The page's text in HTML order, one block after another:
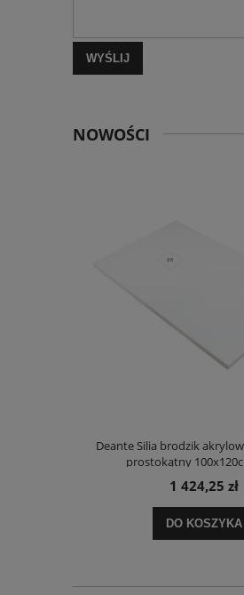
WYŚLIJ
NOWOŚCI
Deante Silia brodzik
prostokątny
1 424,25 zł
DO KOSZYKA